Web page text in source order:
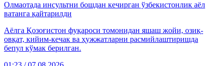
Олмаотада инсультни бошдан кечирган ўзбекистонлик аёл
ватанга қайтарилди
Аёлга Қозоғистон фуқароси томонидан яшаш жойи, озиқ-
овқат, кийим-кечак ва ҳужжатларни расмийлаштиришда
бепул кўмак берилган.